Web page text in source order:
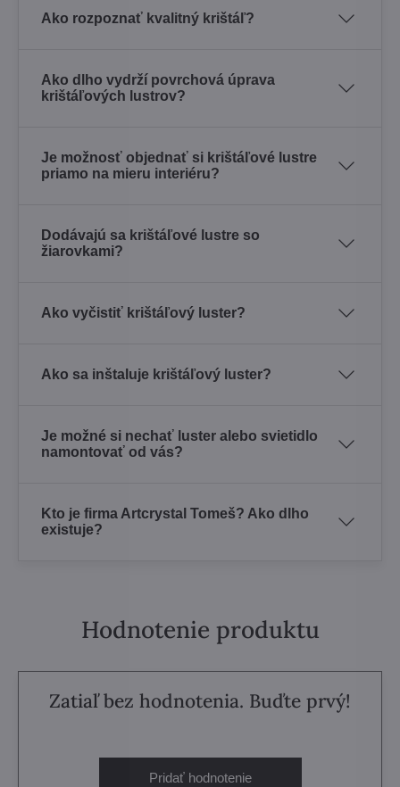
Ako rozpoznať kvalitný krištáľ?
Ako dlho vydrží povrchová úprava
krištáľových lustrov?
Je možnosť objednať si krištáľové lustre
priamo na mieru interiéru?
Dodávajú sa krištáľové lustre so
žiarovkami?
Ako vyčistiť krištáľový luster?
Ako sa inštaluje krištáľový luster?
Je možné si nechať luster alebo svietidlo
namontovať od vás?
Kto je firma Artcrystal Tomeš? Ako dlho
existuje?
Hodnotenie produktu
Zatiaľ bez hodnotenia. Buďte prvý!
Pridať hodnotenie